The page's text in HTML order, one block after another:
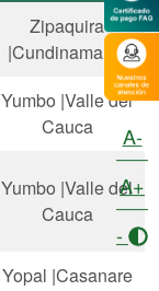
Zipaquira
|Cundinamarca
Yumbo |Valle del
Cauca
Yumbo |Valle del
Cauca
Yopal |Casanare
A-
A+
-